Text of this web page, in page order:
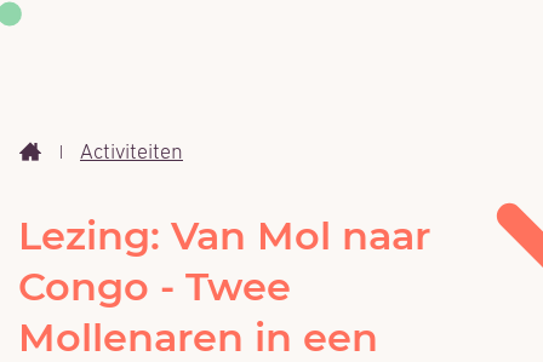
Activiteiten
Lezing: Van Mol naar
Congo - Twee
Mollenaren in een